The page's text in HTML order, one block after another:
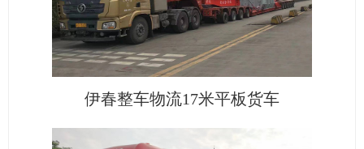
伊春整车物流17米平板货车